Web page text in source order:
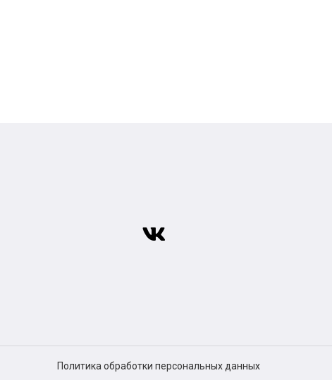
Политика обработки персональных данных